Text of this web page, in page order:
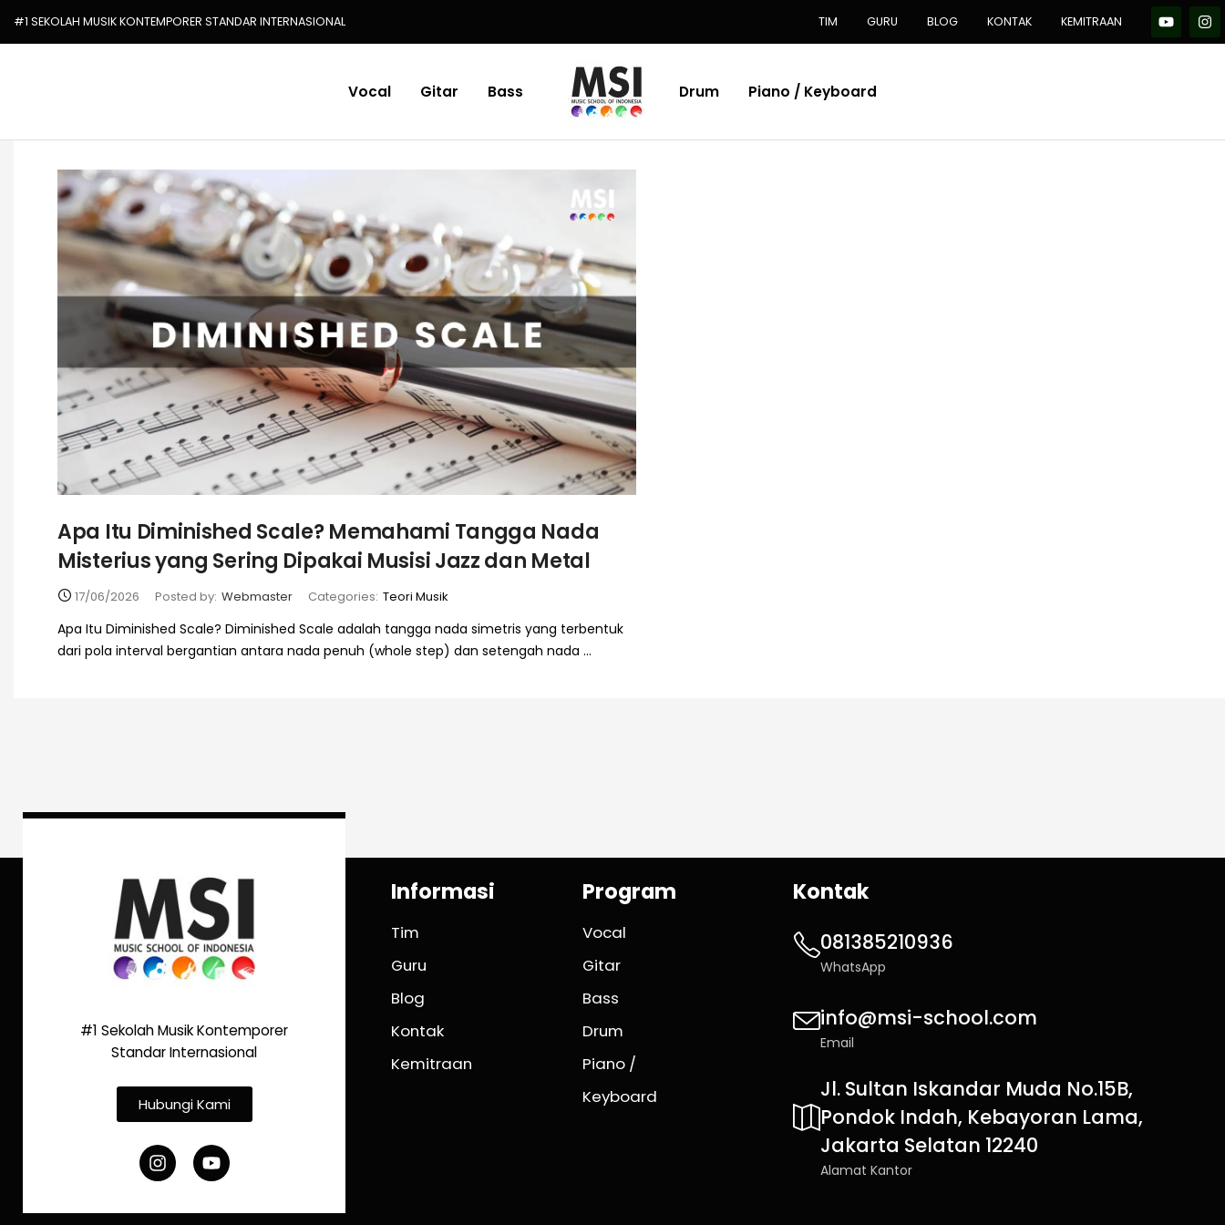
#1 SEKOLAH MUSIK KONTEMPORER STANDAR INTERNASIONAL TIM GURU BLOG KONTAK KEMITRAAN
Vocal Gitar Bass Drum Piano / Keyboard
Apa Itu Diminished Scale? Memahami Tangga Nada
Misterius yang Sering Dipakai Musisi Jazz dan Metal
17/06/2026 Posted by: Webmaster Categories: Teori Musik
Apa Itu Diminished Scale? Diminished Scale adalah tangga nada simetris yang terbentuk
dari pola interval bergantian antara nada penuh (whole step) dan setengah nada ...
#1 Sekolah Musik Kontemporer
Standar Internasional
Hubungi Kami
Informasi
Tim
Guru
Blog
Kontak
Kemitraan
Program
Vocal
Gitar
Bass
Drum
Piano /
Keyboard
Kontak
081385210936
WhatsApp
info@msi-school.com
Email
Jl. Sultan Iskandar Muda No.15B,
Pondok Indah, Kebayoran Lama,
Jakarta Selatan 12240
Alamat Kantor